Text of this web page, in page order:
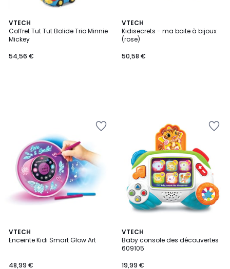
VTECH
Coffret Tut Tut Bolide Trio Minnie
Mickey
54,56 €
VTECH
Kidisecrets - ma boite à bijoux
(rose)
50,58 €
VTECH
Enceinte Kidi Smart Glow Art
48,99 €
VTECH
Baby console des découvertes
609105
19,99 €
5
/
5